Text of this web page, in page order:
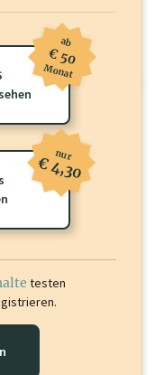
Sie dieses Profil frei
ab
€ 50
Monat
nur
€ 4,30
testen